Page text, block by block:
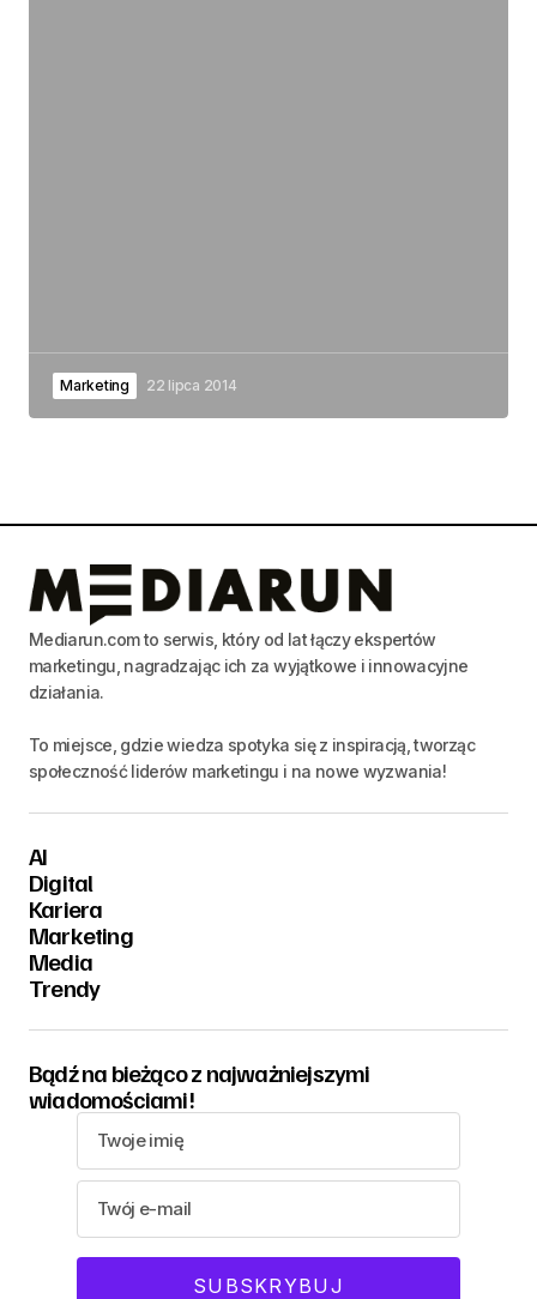
Marketing 22 lipca 2014
Mediarun.com to serwis, który od lat łączy ekspertów
marketingu, nagradzając ich za wyjątkowe i innowacyjne
działania.
To miejsce, gdzie wiedza spotyka się z inspiracją, tworząc
społeczność liderów marketingu i na nowe wyzwania!
AI
Digital
Kariera
Marketing
Media
Trendy
Bądź na bieżąco z najważniejszymi
wiadomościami!